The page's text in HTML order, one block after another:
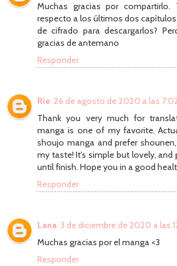
Muchas gracias por
respecto a los últimos dos capítulos
de cifrado para descargarlos?
gracias de antemano
Responder
Rie 26 de agosto de 2020 a las
Thank you very much for
manga is one of my favorite.
shoujo manga and prefer
my taste! It's simple but lovely, and
until finish. Hope you in a good
Responder
Lana 3 de diciembre de 2020 a las
Muchas gracias por el manga <3
Responder